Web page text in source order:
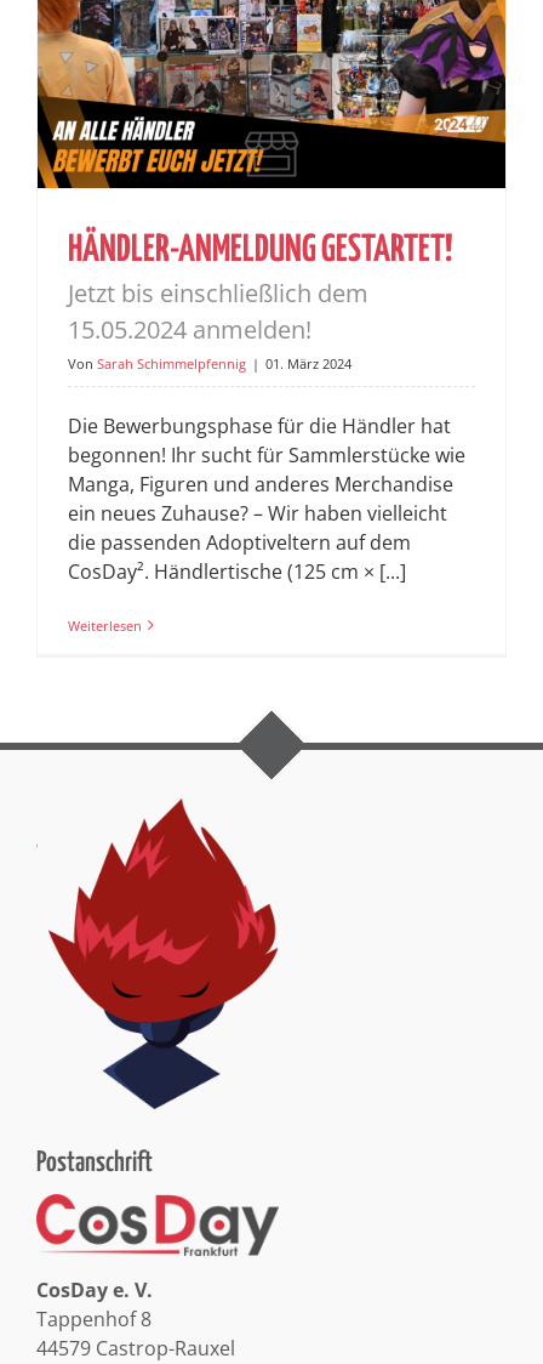
HÄNDLER-ANMELDUNG GESTARTET!
Jetzt bis einschließlich dem
15.05.2024 anmelden!
Von Sarah Schimmelpfennig | 01. März 2024
Die Bewerbungsphase für die Händler hat
begonnen! Ihr sucht für Sammlerstücke wie
Manga, Figuren und anderes Merchandise
ein neues Zuhause? – Wir haben vielleicht
die passenden Adoptiveltern auf dem
CosDay². Händlertische (125 cm × [...]
Weiterlesen
Postanschrift
CosDay e. V.
Tappenhof 8
44579 Castrop-Rauxel